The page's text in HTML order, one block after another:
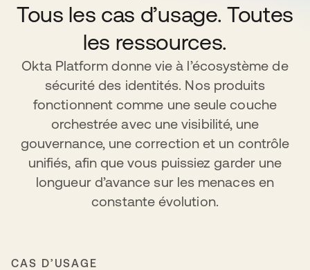
Tous les cas d’usage. Toutes
les ressources.
Okta Platform donne vie à l’écosystème de
sécurité des identités. Nos produits
fonctionnent comme une seule couche
orchestrée avec une visibilité, une
gouvernance, une correction et un contrôle
unifiés, afin que vous puissiez garder une
longueur d’avance sur les menaces en
constante évolution.
CAS D’USAGE